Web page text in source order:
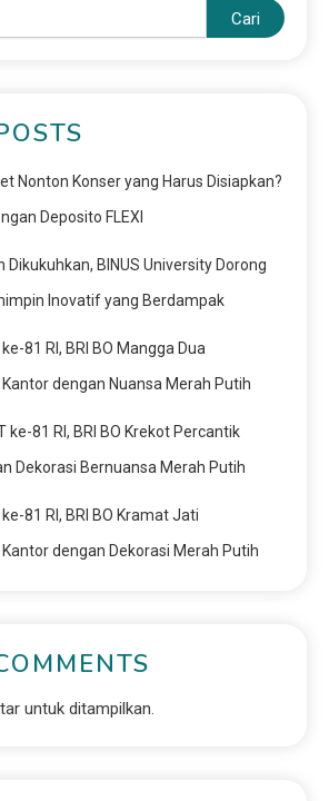
Cari
Nonton Konser yang Harus Disiapkan?
Deposito FLEXI
Dikukuhkan, BINUS University Dorong
Inovatif yang Berdampak
81 RI, BRI BO Mangga Dua
dengan Nuansa Merah Putih
ke-81 RI, BRI BO Krekot Percantik
Dekorasi Bernuansa Merah Putih
81 RI, BRI BO Kramat Jati
dengan Dekorasi Merah Putih
untuk ditampilkan.